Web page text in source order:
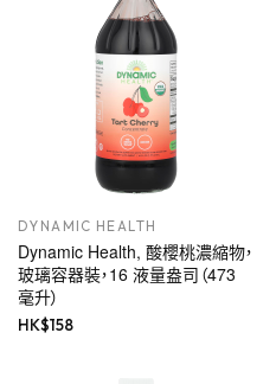
DYNAMIC HEALTH
Dynamic Health, 酸櫻桃濃縮物，
玻璃容器裝，16 液量盎司（473
毫升）
HK$158